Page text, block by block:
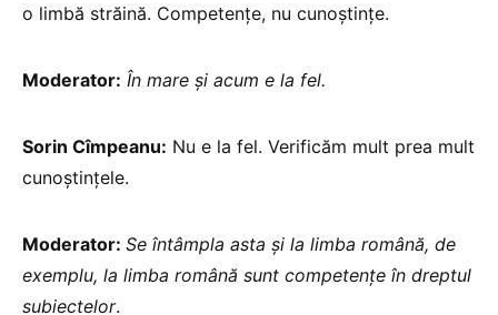
o limbă străină. Competențe, nu cunoștințe.
Moderator: În mare și acum e la fel.
Sorin Cîmpeanu: Nu e la fel. Verificăm mult prea mult
cunoștințele.
Moderator: Se întâmpla asta și la limba română, de
exemplu, la limba română sunt competențe în dreptul
subiectelor.